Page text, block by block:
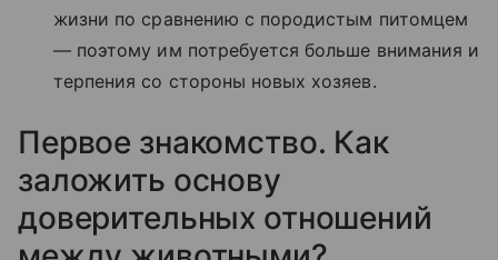
жизни по сравнению с породистым питомцем
— поэтому им потребуется больше внимания и
терпения со стороны новых хозяев.
Первое знакомство. Как
заложить основу
доверительных отношений